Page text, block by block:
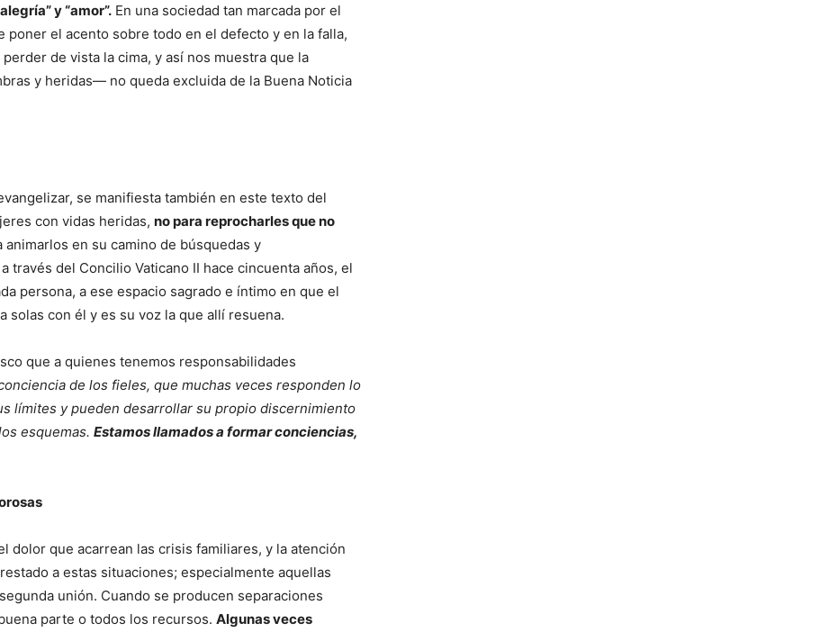
y “amor”. En una sociedad tan marcada por el
el acento sobre todo en el defecto y en la falla,
de vista la cima, y así nos muestra que la
y heridas— no queda excluida de la Buena Noticia
se manifiesta también en este texto del
con vidas heridas, no para reprocharles que no
animarlos en su camino de búsquedas y
través del Concilio Vaticano II hace cincuenta años, el
persona, a ese espacio sagrado e íntimo en que el
solas con él y es su voz la que allí resuena.
que a quienes tenemos responsabilidades
de los fieles, que muchas veces responden lo
límites y pueden desarrollar su propio discernimiento
esquemas. Estamos llamados a formar conciencias,
dolor que acarrean las crisis familiares, y la atención
a estas situaciones; especialmente aquellas
unión. Cuando se producen separaciones
parte o todos los recursos. Algunas veces